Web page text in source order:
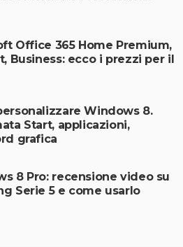
Office 365 Home Premium,
Business: ecco i prezzi per il
Windows 8.
Start, applicazioni,
grafica
8 Pro: recensione video su
Serie 5 e come usarlo